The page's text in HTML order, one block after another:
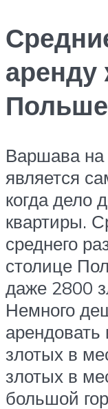
Польше
Варшава на
является
когда дело
квартиры.
среднего
столице
даже 2800
Немного
злотых в
злотых в
большой